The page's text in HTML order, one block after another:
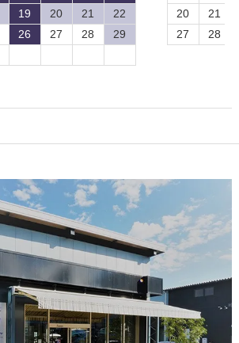
19 20 21
22
26 27 28
29
20
21
27
28